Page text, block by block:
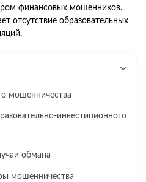
финансовых мошенников.
отсутствие образовательных
мошенничества
инвестиционного
обмана
мошенничества